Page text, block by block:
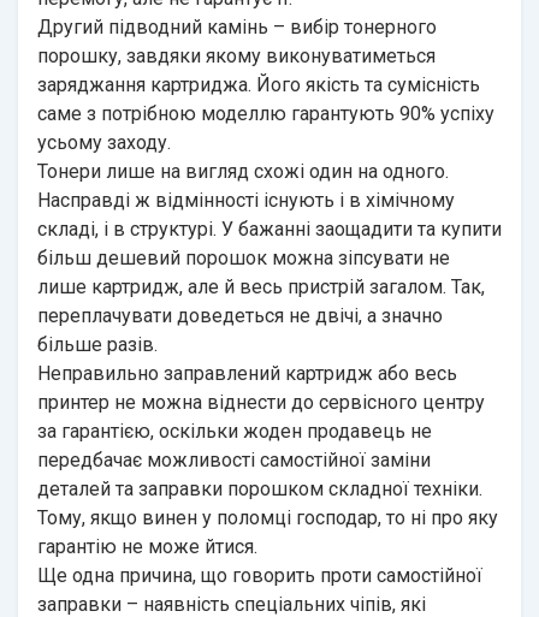
Другий підводний камінь – вибір тонерного
порошку, завдяки якому виконуватиметься
заряджання картриджа. Його якість та сумісність
саме з потрібною моделлю гарантують 90% успіху
усьому заходу.
Тонери лише на вигляд схожі один на одного.
Насправді ж відмінності існують і в хімічному
складі, і в структурі. У бажанні заощадити та купити
більш дешевий порошок можна зіпсувати не
лише картридж, але й весь пристрій загалом. Так,
переплачувати доведеться не двічі, а значно
більше разів.
Неправильно заправлений картридж або весь
принтер не можна віднести до сервісного центру
за гарантією, оскільки жоден продавець не
передбачає можливості самостійної заміни
деталей та заправки порошком складної техніки.
Тому, якщо винен у поломці господар, то ні про яку
гарантію не може йтися.
Ще одна причина, що говорить проти самостійної
заправки – наявність спеціальних чіпів, які